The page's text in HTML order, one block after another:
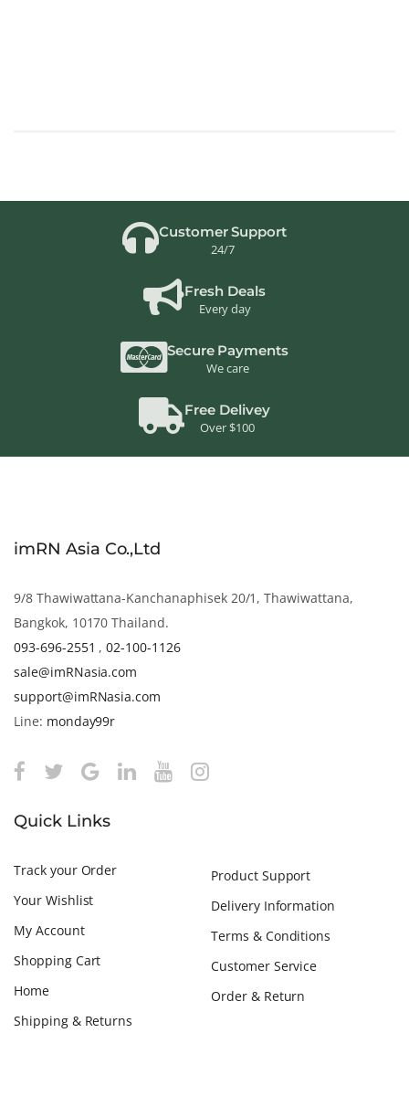
Customer Support
24/7
Fresh Deals
Every day
Secure Payments
We care
Free Delivey
Over $100
imRN Asia Co.,Ltd
9/8 Thawiwattana-Kanchanaphisek 20/1, Thawiwattana,
Bangkok, 10170 Thailand.
093-696-2551 ,02-100-1126
sale@imRNasia.com
support@imRNasia.com
Line: monday99r
Quick Links
Track your Order
Your Wishlist
My Account
Shopping Cart
Home
Shipping & Returns
Product Support
Delivery Information
Terms & Conditions
Customer Service
Order & Return